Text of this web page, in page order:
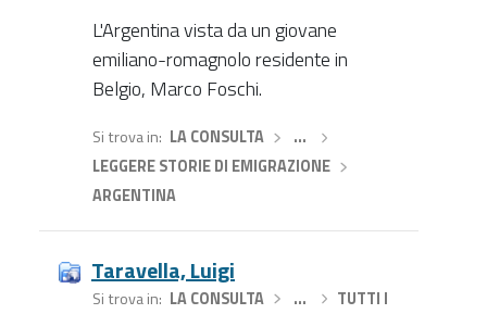
L'Argentina vista da un giovane
emiliano-romagnolo residente in
Belgio, Marco Foschi.
Si trova in LA CONSULTA› …
LEGGERE STORIE DI EMIGRAZIONE›
ARGENTINA
Taravella, Luigi
Si trova in LA CONSULTA› …
TUTTI I